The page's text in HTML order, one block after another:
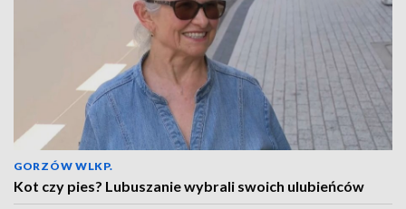
GORZÓW WLKP.
Kot czy pies? Lubuszanie wybrali swoich ulubieńców